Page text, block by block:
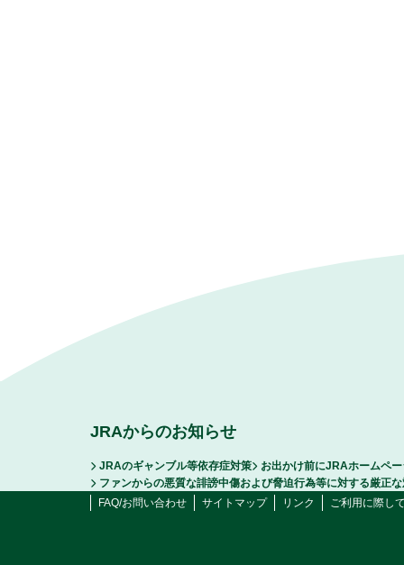
JRAからのお知らせ
JRAのギャンブル等依存症対策
お出かけ前にJRAホームペ
ファンからの悪質な誹謗中傷および脅迫行為等に対する厳正
FAQ/お問い合わせ
サイトマップ リンク ご利用に際し